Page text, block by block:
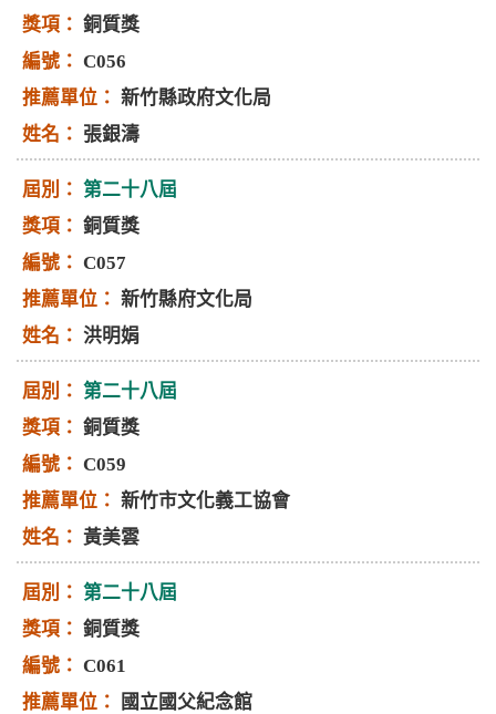
銅質獎
C056
新竹縣政府文化局
張銀濤
第二十八屆
銅質獎
C057
新竹縣府文化局
洪明娟
第二十八屆
銅質獎
C059
新竹市文化義工協會
黃美雲
第二十八屆
銅質獎
C061
國立國父紀念館